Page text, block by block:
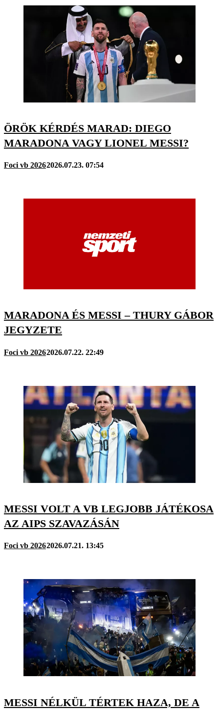
ÖRÖK KÉRDÉS MARAD: DIEGO
MARADONA VAGY LIONEL MESSI?
Foci vb 20262026.07.23. 07:54
MARADONA ÉS MESSI – THURY GÁBOR
JEGYZETE
Foci vb 20262026.07.22. 22:49
MESSI VOLT A VB LEGJOBB JÁTÉKOSA
AZ AIPS SZAVAZÁSÁN
Foci vb 20262026.07.21. 13:45
MESSI NÉLKÜL TÉRTEK HAZA, DE A